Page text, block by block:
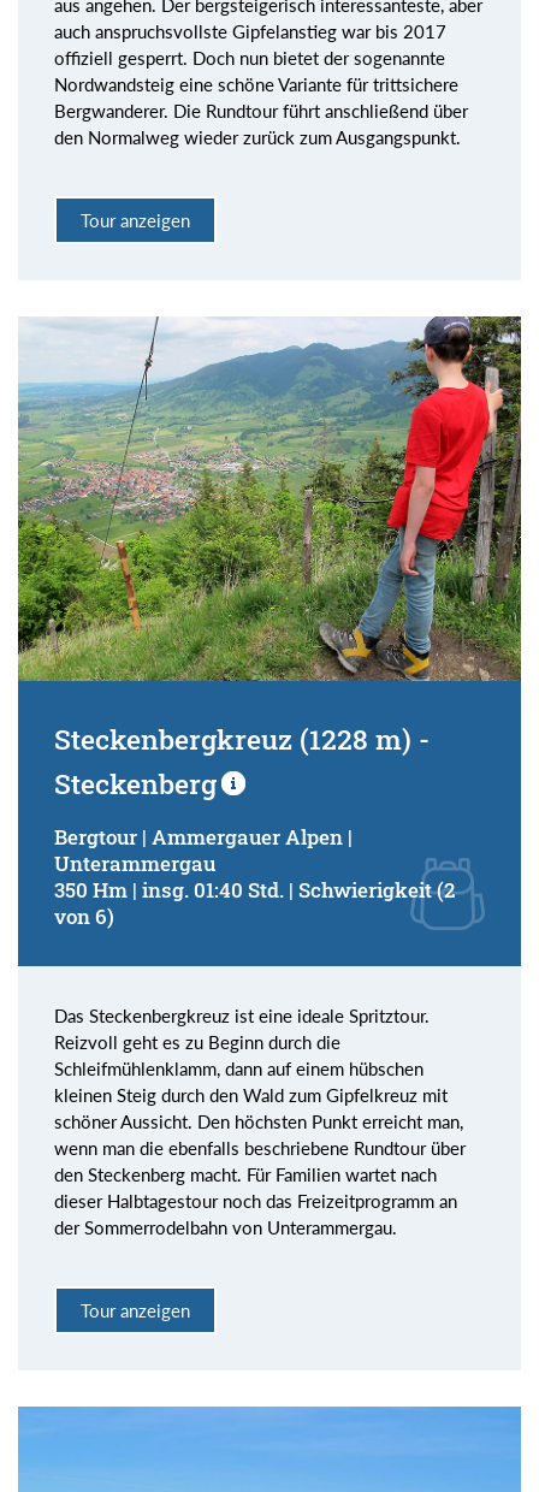
aus angehen. Der bergsteigerisch interessanteste, aber
auch anspruchsvollste Gipfelanstieg war bis 2017
offiziell gesperrt. Doch nun bietet der sogenannte
Nordwandsteig eine schöne Variante für trittsichere
Bergwanderer. Die Rundtour führt anschließend über
den Normalweg wieder zurück zum Ausgangspunkt.
Tour anzeigen
Steckenbergkreuz (1228 m) -
Steckenberg
Bergtour | Ammergauer Alpen |
Unterammergau
350 Hm | insg. 01:40 Std. | Schwierigkeit (2
von 6)
Das Steckenbergkreuz ist eine ideale Spritztour.
Reizvoll geht es zu Beginn durch die
Schleifmühlenklamm, dann auf einem hübschen
kleinen Steig durch den Wald zum Gipfelkreuz mit
schöner Aussicht. Den höchsten Punkt erreicht man,
wenn man die ebenfalls beschriebene Rundtour über
den Steckenberg macht. Für Familien wartet nach
dieser Halbtagestour noch das Freizeitprogramm an
der Sommerrodelbahn von Unterammergau.
Tour anzeigen